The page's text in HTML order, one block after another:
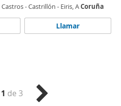
- Castrillón - Eiris, ACoruña
Llamar
1 de 3